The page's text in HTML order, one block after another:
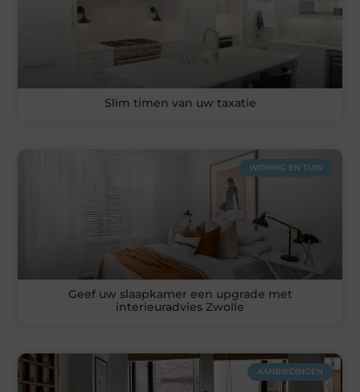
Slim timen van uw taxatie
WONING EN TUIN
Geef uw slaapkamer een upgrade met
interieuradvies Zwolle
AANBIEDINGEN